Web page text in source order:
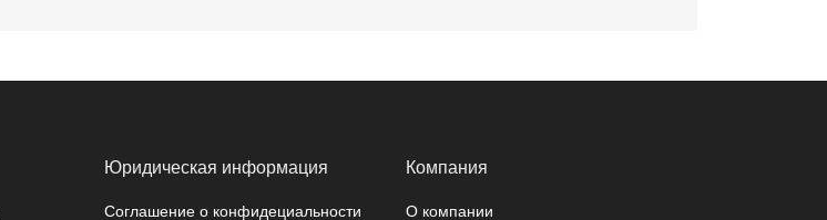
Юридическая информация
Соглашение о конфидециальности
Компания
О компании